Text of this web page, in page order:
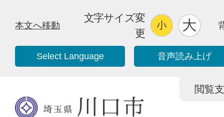
本文へ移動
文字サイズ変
更
Select Language 音声読み上げ
閲覧